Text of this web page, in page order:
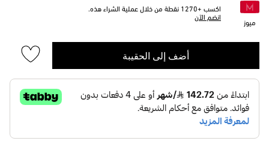
ميوز
اكسب +1270 نقطة من خلال عملية الشراء هذه.
انضم الآن
أضف إلى الحقيبة